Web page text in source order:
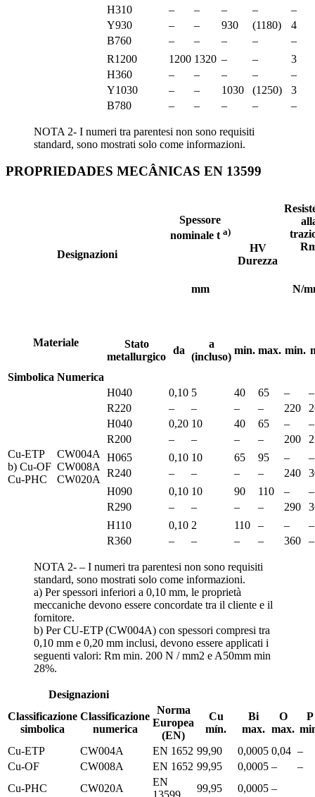
H310 – – – –
–
Y930
– – 930 (1180)
4
B760
– – – –
–
R1200
1200 1320 – –
3
H360
– – – –
–
Y1030
– – 1030 (1250)
3
B780
– – – – –
NOTA 2- I numeri tra parentesi non sono requisiti
standard, sono mostrati solo come informazioni.
PROPRIEDADES MECÂNICAS EN 13599
Designazioni
Spessore
nominale t a)
HV
Durezza
mm N/
Materiale
Stato
metallurgico
da
a
(incluso)
min. max. min.
Simbolica Numerica
Cu-ETP
b) Cu-OF
Cu-PHC
CW004A
CW008A
CW020A
H040 0,10 5 40 65 –
–
R220
– – – – 220
H040
0,20 10 40 65 –
–
R200
– – – – 200
H065
0,10 10 65 95 –
–
R240
– – – – 240
H090
0,10 10 90 110 –
–
R290
– – – – 290
H110
0,10 2 110 – –
–
R360
– – – – 360 –
NOTA 2- – I numeri tra parentesi non sono requisiti
standard, sono mostrati solo come informazioni.
a) Per spessori inferiori a 0,10 mm, le proprietà
meccaniche devono essere concordate tra il cliente e il
fornitore.
b) Per CU-ETP (CW004A) con spessori compresi tra
0,10 mm e 0,20 mm inclusi, devono essere applicati i
seguenti valori: Rm min. 200 N / mm2 e A50mm min
28%.
Designazioni
Classificazione
simbolica
Classificazione
numerica
Norma
Europea
(EN)
Cu
mín.
Bi
max.
O
max.
P
Cu-ETP
CW004A EN 1652 99,90 0,0005 0,04 –
Cu-OF
CW008A EN 1652 99,95 0,0005 –
–
Cu-PHC
CW020A
EN
13599
99,95 0,0005 –